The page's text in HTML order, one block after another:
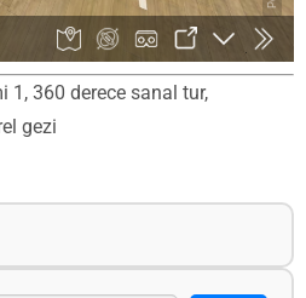
1, 360 derece sanal tur,
gezi